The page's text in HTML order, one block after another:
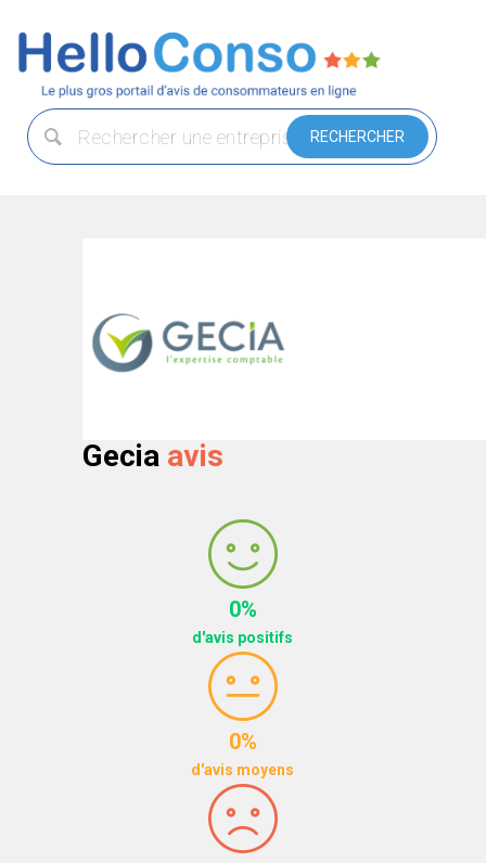
Gecia avis
0%
d'avis positifs
0%
d'avis moyens